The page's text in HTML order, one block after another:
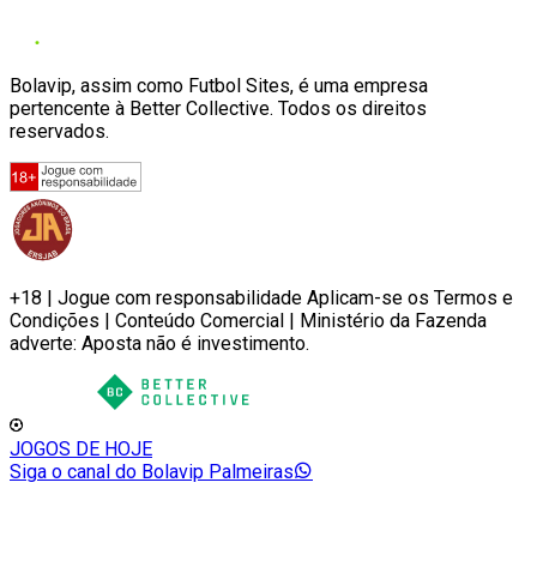
Bolavip, assim como Futbol Sites, é uma empresa
pertencente à Better Collective. Todos os direitos
reservados.
+18 | Jogue com responsabilidade Aplicam-se os Termos e
Condições | Conteúdo Comercial | Ministério da Fazenda
adverte: Aposta não é investimento.
JOGOS DE HOJE
Siga o canal do Bolavip Palmeiras